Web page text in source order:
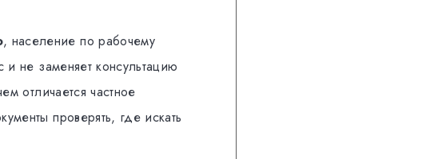
, население по рабочему
и не заменяет консультацию
отличается частное
проверять, где искать